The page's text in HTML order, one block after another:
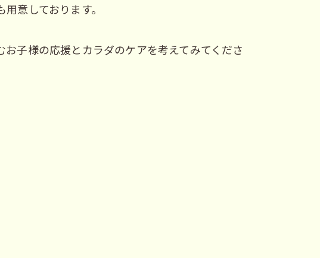
意しております。
子様の応援とカラダのケアを考えてみてくださ